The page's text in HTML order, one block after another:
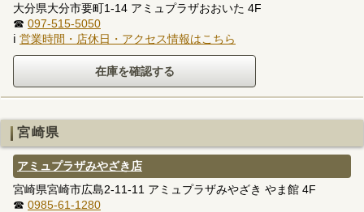
大分県大分市要町1-14 アミュプラザおおいた 4F
☎ 097-515-5050
ℹ 営業時間・店休日・アクセス情報はこちら
宮崎県
アミュプラザみやざき店
宮崎県宮崎市広島2-11-11 アミュプラザみやざき やま館 4F
☎ 0985-61-1280